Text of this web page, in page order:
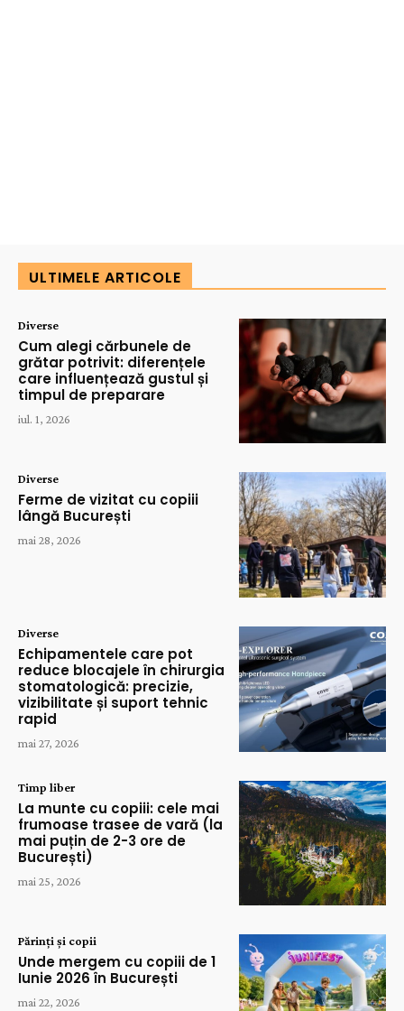
ULTIMELE ARTICOLE
Diverse
Cum alegi cărbunele de
grătar potrivit: diferențele
care influențează gustul și
timpul de preparare
iul. 1, 2026
Diverse
Ferme de vizitat cu copiii
lângă București
mai 28, 2026
Diverse
Echipamentele care pot
reduce blocajele în chirurgia
stomatologică: precizie,
vizibilitate și suport tehnic
rapid
mai 27, 2026
Timp liber
La munte cu copiii: cele mai
frumoase trasee de vară (la
mai puțin de 2-3 ore de
București)
mai 25, 2026
Părinți și copii
Unde mergem cu copiii de 1
Iunie 2026 în București
mai 22, 2026